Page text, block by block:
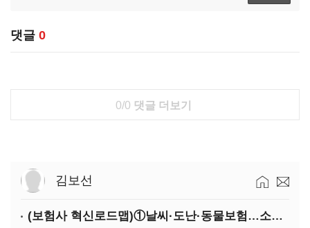
댓글 0
0/0 댓글 더보기
김보선
(보험사 혁신로드맵)①날씨·도난·동물보험…소액단기보험사 설립 추진